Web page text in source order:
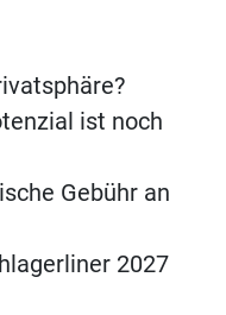
ist noch
Gebühr an
2027